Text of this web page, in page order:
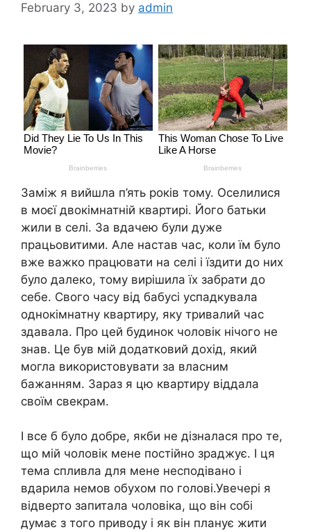
February 3, 2023 by admin
Заміж я вийшла п’ять років тому. Оселилися
в моєї двокімнатній квартирі. Його батьки
жили в селі. За вдачею були дуже
працьовитими. Але настав час, коли їм було
вже важко працювати на селі і їздити до них
було далеко, тому вирішила їх забрати до
себе. Свого часу від бабусі успадкувала
однокімнатну квартиру, яку тривалий час
здавала. Про цей будинок чоловік нічого не
знав. Це був мій додатковий дохід, який
могла використовувати за власним
бажанням. Зараз я цю квартиру віддала
своїм свекрам.
І все б було добре, якби не дізналася про те,
що мій чоловік мене постійно зраджує. І ця
тема спливла для мене несподівано і
вдарила немов обухом по голові.Увечері я
відверто запитала чоловіка, що він собі
думає з того приводу і як він планує жити